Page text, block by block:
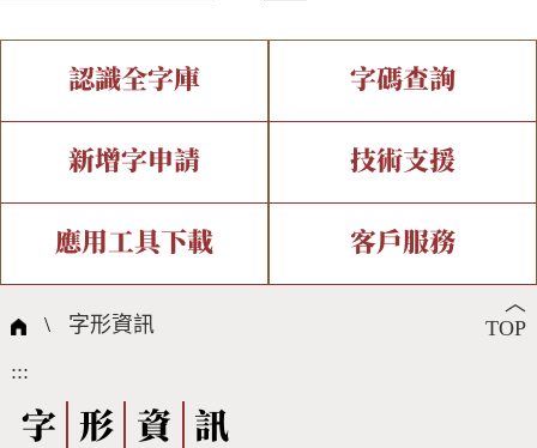
認識全字庫
全字庫介紹 全字庫現況
中文碼介紹 專有名詞介紹
國際字碼相關組織
字碼查詢
IDS查詢 部件查詢
複合查詢 注音查詢
筆畫查詢
筆順序查詢
新增字申請
新字申請處理流程
技術支援
字形即時顯示 造字解決方案
全字庫授權 轉碼Web Service
應用工具下載
個人電腦造字處理工具
字形下載
客戶服務
問題集
熱門查詢統計
︿
TOP
\ 字形資訊
:::
字 形 資
訊